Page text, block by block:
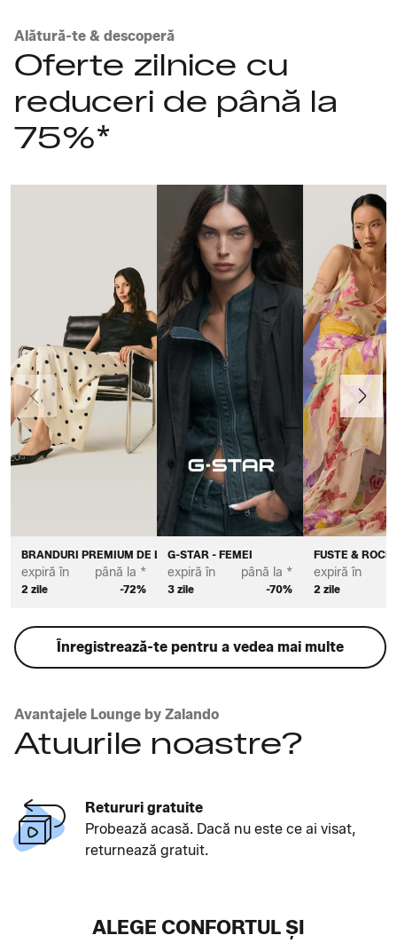
Alătură-te & descoperă
Oferte zilnice cu
reduceri de până la
75%*
BRANDURI PREMIUM DE LIFESTYLE PENTRU FEMEI
expiră în
2 zile
până la *
-72%
G-STAR - FEMEI
expiră în
3 zile
până la *
-70%
FUSTE &
expiră în
2 zile
Anterior Înainte
Înregistrează-te pentru a vedea mai multe
Avantajele Lounge by Zalando
Atuurile noastre?
Retururi gratuite
Probează acasă. Dacă nu este ce ai visat,
returnează gratuit.
ALEGE CONFORTUL ȘI